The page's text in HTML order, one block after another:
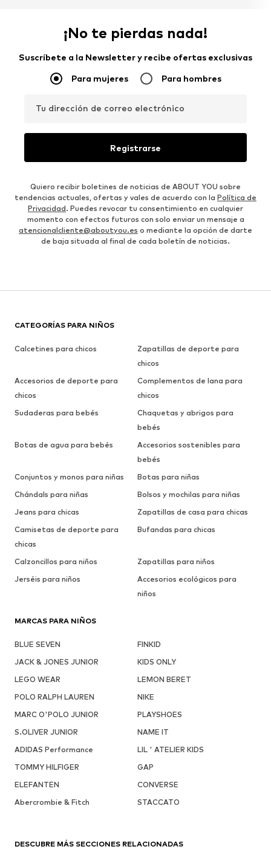
¡No te pierdas nada!
Suscríbete a la Newsletter y recibe ofertas exclusivas
Para mujeres Para hombres
Tu dirección de correo electrónico
Registrarse
Quiero recibir boletines de noticias de ABOUT YOU sobre
tendencias actuales, ofertas y vales de acuerdo con la Política de
Privacidad. Puedes revocar tu consentimiento en cualquier
momento con efectos futuros con solo enviar un mensaje a
atencionalcliente@aboutyou.es o mediante la opción de darte
de baja situada al final de cada boletín de noticias.
CATEGORÍAS PARA NIÑOS
Calcetines para chicos
Zapatillas de deporte para
chicos
Accesorios de deporte para
chicos
Complementos de lana para
chicos
Sudaderas para bebés
Chaquetas y abrigos para
bebés
Botas de agua para bebés
Accesorios sostenibles para
bebés
Conjuntos y monos para niñas
Botas para niñas
Chándals para niñas
Bolsos y mochilas para niñas
Jeans para chicas
Zapatillas de casa para chicas
Camisetas de deporte para
chicas
Bufandas para chicas
Calzoncillos para niños
Zapatillas para niños
Jerséis para niños
Accesorios ecológicos para
niños
MARCAS PARA NIÑOS
BLUE SEVEN
FINKID
JACK & JONES JUNIOR
KIDS ONLY
LEGO WEAR
LEMON BERET
POLO RALPH LAUREN
NIKE
MARC O'POLO JUNIOR
PLAYSHOES
S.OLIVER JUNIOR
NAME IT
ADIDAS Performance
LIL ' ATELIER KIDS
TOMMY HILFIGER
GAP
ELEFANTEN
CONVERSE
Abercrombie & Fitch
STACCATO
DESCUBRE MÁS SECCIONES RELACIONADAS